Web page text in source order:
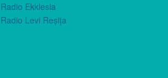
Radio Ekklesia
Radio Levi Reşiţa